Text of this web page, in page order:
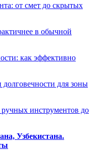
от смет до скрытых
в обычной
как эффективно
для зоны
инструментов до
Узбекистана.